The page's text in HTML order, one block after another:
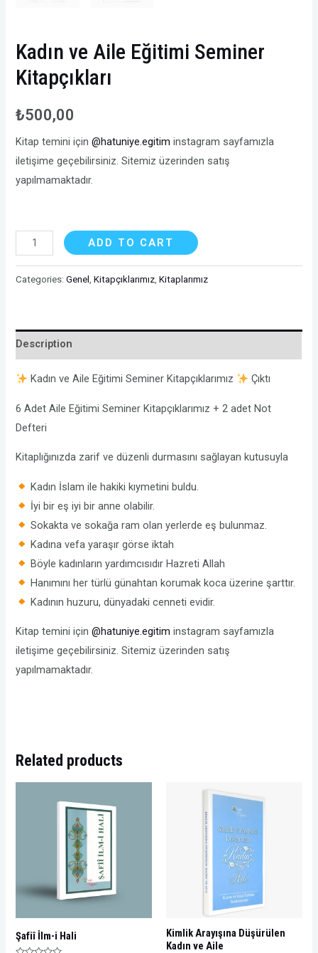
Kadın ve Aile Eğitimi Seminer
Kitapçıkları
₺500,00
Kitap temini için@hatuniye.egitim instagram sayfamızla
iletişime geçebilirsiniz. Sitemiz üzerinden satış
yapılmamaktadır.
Kadın
ve
Aile
Kitapçıkları
ADD TO CART
Categories:Genel ,Kitapçıklarımız ,Kitaplarımız
Description
Kadın ve Aile Eğitimi Seminer Kitapçıklarımız Çıktı
6 Adet Aile Eğitimi Seminer Kitapçıklarımız + 2 adet Not
Defteri
Kitaplığınızda zarif ve düzenli durmasını sağlayan kutusuyla
Kadın İslam ile hakiki kıymetini buldu.
İyi bir eş iyi bir anne olabilir.
Sokakta ve sokağa ram olan yerlerde eş bulunmaz.
Kadına vefa yaraşır görse iktah
Böyle kadınların yardımcısıdır Hazreti Allah
Hanımını her türlü günahtan korumak koca üzerine şarttır.
Kadının huzuru, dünyadaki cenneti evidir.
Kitap temini için@hatuniye.egitim instagram sayfamızla
iletişime geçebilirsiniz. Sitemiz üzerinden satış
yapılmamaktadır.
Related products
Şafiî İlm-i Hali
Kimlik Arayışına Düşürülen
Kadın ve Aile